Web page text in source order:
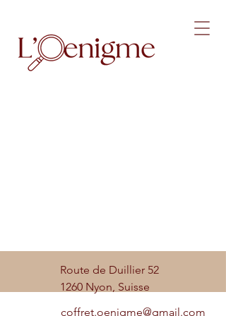
Route de Duillier 52
1260 Nyon, Suisse
coffret.oenigme@gmail.com